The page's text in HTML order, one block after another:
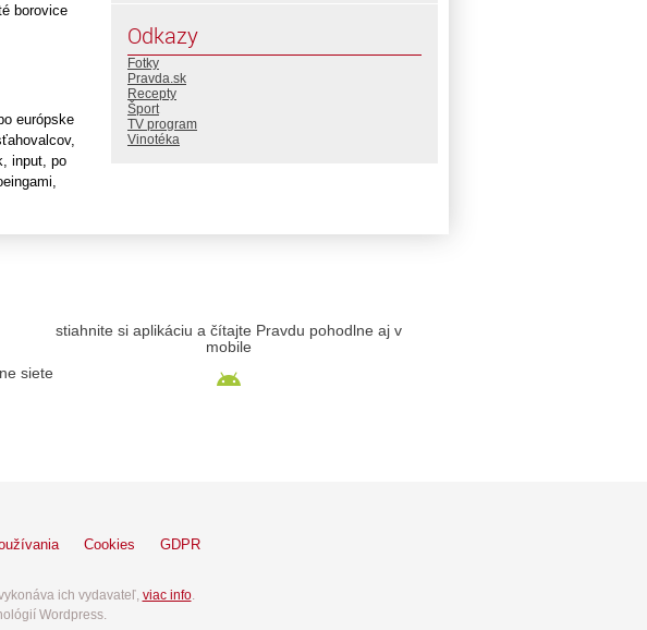
borovice
európske
input, po
Odkazy
Fotky
Pravda.sk
Recepty
Šport
TV program
Vinotéka
siete
stiahnite si aplikáciu a čítajte Pravdu pohodlne aj v
mobile
Cookies GDPR
ich vydavateľ, viac info.
Wordpress.